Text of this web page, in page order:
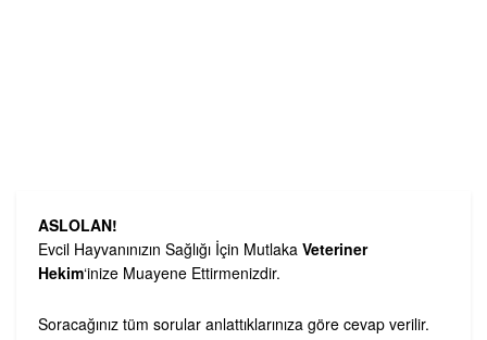
ASLOLAN!
Evcil Hayvanınızın Sağlığı İçin Mutlaka Veteriner
Hekim‘inize Muayene Ettirmenizdir.
Soracağınız tüm sorular anlattıklarınıza göre cevap verilir.